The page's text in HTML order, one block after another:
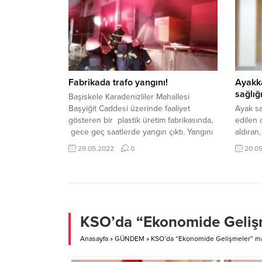
Yardımcıları, meclis üyeleri,
başpehlivanlar Nedim Gürel, Faruk
Akkoyun, Yıldıray Akın, Orhan Okulu,
Tanju Gemici ve İsmail Koç da
katıldı. PROGRAM AKIŞIHer...
evde
Fabrikada trafo yangını!
Başiskele Karadenizliler Mahallesi
Başyiğit Caddesi üzerinde faaliyet
gösteren bir plastik üretim fabrikasında,
gece geç saatlerde yangın çıktı. Yangını
fark eden fabrika personeli hemen 112
Acil Çağrı Merkezine ihbarda bulundu.
29.05.2022 0
Ayak
edilen
KSO’da “Ekonomide
Anasayfa » GÜNDEM » KSO’da “Ekonomide Gelişmeler”